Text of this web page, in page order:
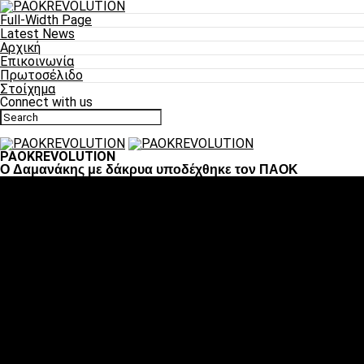
Full-Width Page
Latest News
Αρχική
Επικοινωνία
Πρωτοσέλιδο
Στοίχημα
Connect with us
PAOKREVOLUTION
O Δαμανάκης με δάκρυα υποδέχθηκε τον ΠΑΟΚ